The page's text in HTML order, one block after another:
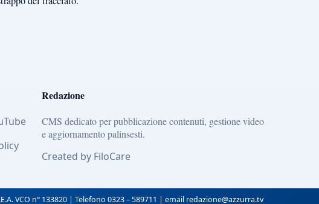
Redazione
CMS dedicato per pubblicazione contenuti, gestione video
e aggiornamento palinsesti.
Created by FiloCare
VCO n° 133820 | Telefono 0323 – 589711 | email redazione@azzurra.tv